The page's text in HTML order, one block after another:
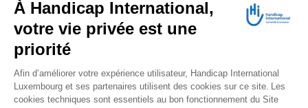
Grâce à vous, en 2024, 604.716 personnes ont
bénéficié d’appareillage et d’activités de réadaptation.
Merci pour votre générosité.